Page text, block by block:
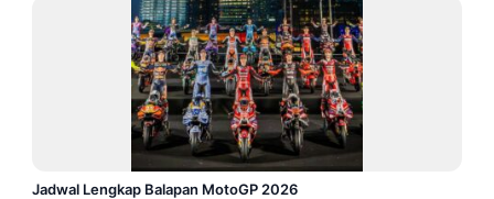
Jadwal Lengkap Balapan MotoGP 2026